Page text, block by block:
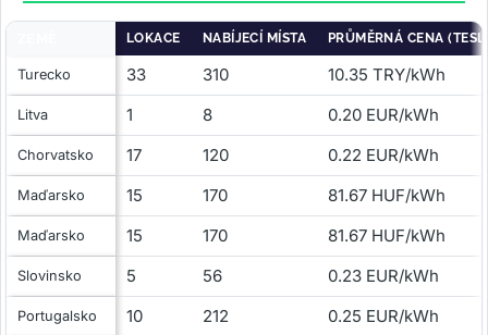
LOKACE NABÍJECÍ MÍSTA PRŮMĚRNÁ CENA
Turecko 33 310 10.35 TRY/kWh
Litva 1 8 0.20 EUR/kWh
Chorvatsko 17 120 0.22 EUR/kWh
Maďarsko 15 170 81.67 HUF/kWh
Maďarsko 15 170 81.67 HUF/kWh
Slovinsko 5 56 0.23 EUR/kWh
Portugalsko 10 212 0.25 EUR/kWh